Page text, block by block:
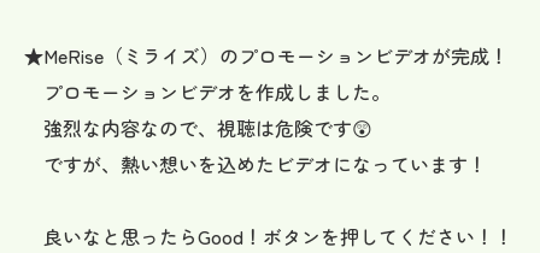
★MeRise（ミライズ）のプロモーションビデオが完成！
プロモーションビデオを作成しました。
強烈な内容なので、視聴は危険です😲
ですが、熱い想いを込めたビデオになっています！
良いなと思ったらGood！ボタンを押してください！！